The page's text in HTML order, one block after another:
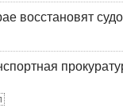
восстановят